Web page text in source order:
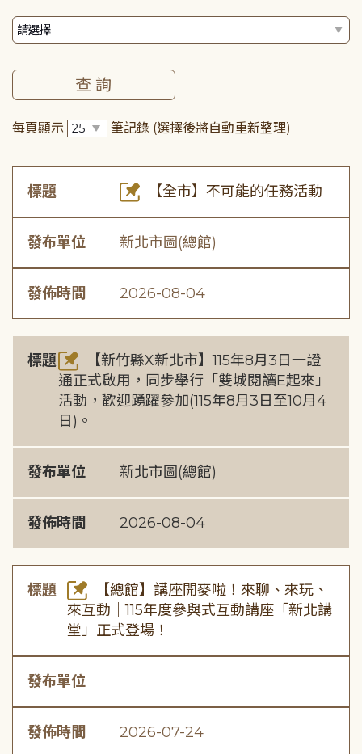
每頁顯示 筆記錄 (選擇後將自動重新整理)
標題 【全市】不可能的任務活動
發布單位 新北市圖(總館)
發佈時間 2026-08-04
標題
【新竹縣X新北市】115年8月3日一證
通正式啟用，同步舉行「雙城閱讀E起來」
活動，歡迎踴躍參加(115年8月3日至10月4
日)。
發布單位 新北市圖(總館)
發佈時間 2026-08-04
標題
【總館】講座開麥啦！來聊、來玩、
來互動｜115年度參與式互動講座「新北講
堂」正式登場！
發布單位
發佈時間 2026-07-24